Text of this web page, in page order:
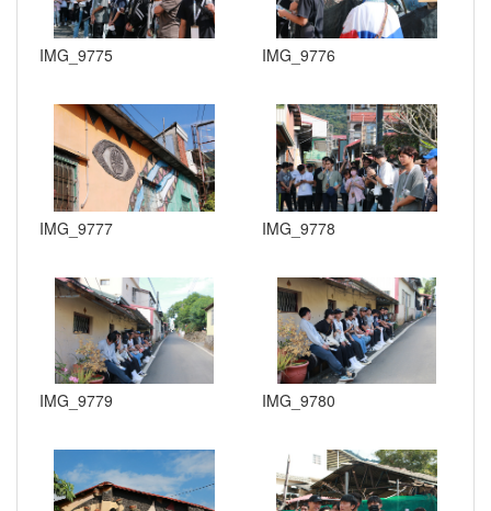
IMG_9775 IMG_9776
IMG_9777 IMG_9778
IMG_9779 IMG_9780